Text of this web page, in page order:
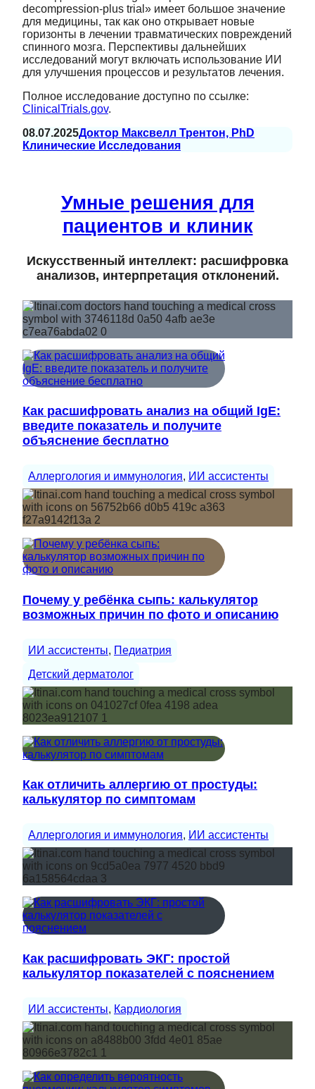
decompression-plus trial» имеет большое значение
для медицины, так как оно открывает новые
горизонты в лечении травматических повреждений
спинного мозга. Перспективы дальнейших
исследований могут включать использование ИИ
для улучшения процессов и результатов лечения.
Полное исследование доступно по ссылке:
ClinicalTrials.gov.
08.07.2025Доктор Максвелл Трентон, PhD
Клинические Исследования
Умные решения для
пациентов и клиник
Искусственный интеллект: расшифровка
анализов, интерпретация отклонений.
Как расшифровать анализ на общий IgE:
введите показатель и получите
объяснение бесплатно
Аллергология и иммунология, ИИ ассистенты
Почему у ребёнка сыпь: калькулятор
возможных причин по фото и описанию
ИИ ассистенты, Педиатрия
Детский дерматолог
Как отличить аллергию от простуды:
калькулятор по симптомам
Аллергология и иммунология, ИИ ассистенты
Как расшифровать ЭКГ: простой
калькулятор показателей с пояснением
ИИ ассистенты, Кардиология